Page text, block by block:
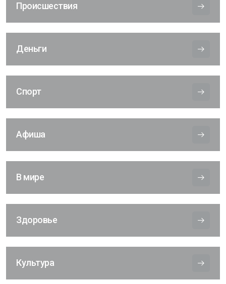
Происшествия
Деньги
Спорт
Афиша
В мире
Здоровье
Культура